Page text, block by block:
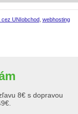
UNIobchod, webhosting
8€ s dopravou